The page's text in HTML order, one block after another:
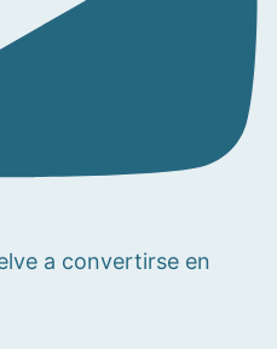
a convertirse en